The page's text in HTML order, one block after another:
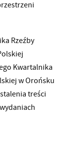
Rzeźby
Kwartalnika
w Orońsku
treści